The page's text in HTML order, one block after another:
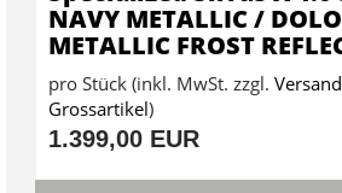
NAVY METALLIC /
METALLIC FROST
pro Stück (inkl. MwSt. zzgl.
Grossartikel)
1.399,00 EUR